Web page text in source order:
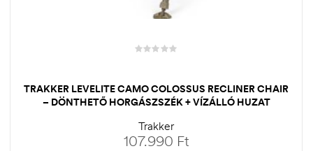
TRAKKER LEVELITE CAMO COLOSSUS RECLINER CHAIR
– DÖNTHETŐ HORGÁSZSZÉK + VÍZÁLLÓ HUZAT
Trakker
107.990 Ft